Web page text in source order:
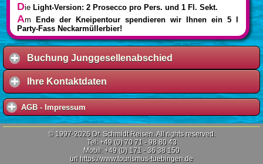
Die Light-Version: 2 Prosecco pro Pers. und 1 Fl. Sekt.
Am Ende der Kneipentour spendieren wir Ihnen ein 5 l
Party-Fass Neckarmüllerbier!
Buchung Junggesellenabschied
Ihre Kontaktdaten
AGB - Impressum
© 1997-2026 Dr. Schmidt Reisen. All rights reserved.
Tel: +49 (0) 70 71 - 98 80 43
Mobil: +49 (0) 171 - 36 38 150
url https://www.tourismus-tuebingen.de